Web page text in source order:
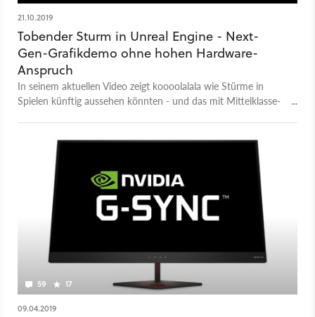
21.10.2019
Tobender Sturm in Unreal Engine - Next-
Gen-Grafikdemo ohne hohen Hardware-
Anspruch
In seinem aktuellen Video zeigt koooolalala wie Stürme in
Spielen künftig aussehen könnten - und das mit Mittelklasse-
59 17
09.04.2019